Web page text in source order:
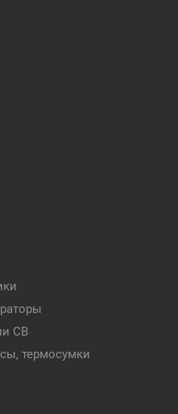
CB
термосумки